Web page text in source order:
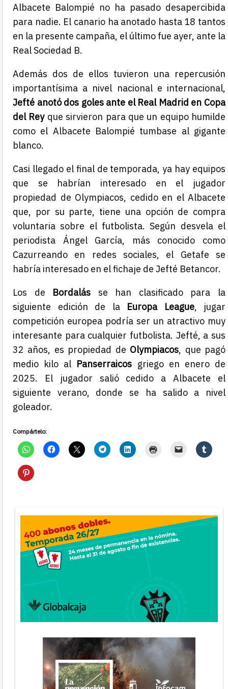
Albacete Balompié no ha pasado desapercibida
para nadie. El canario ha anotado hasta 18 tantos
en la presente campaña, el último fue ayer, ante la
Real Sociedad B.
Además dos de ellos tuvieron una repercusión
importantísima a nivel nacional e internacional,
Jefté anotó dos goles ante el Real Madrid en Copa
del Reyque sirvieron para que un equipo humilde
como el Albacete Balompié tumbase al gigante
blanco.
Casi llegado el final de temporada, ya hay equipos
que se habrían interesado en el jugador
propiedad de Olympiacos, cedido en el Albacete
que, por su parte, tiene una opción de compra
voluntaria sobre el futbolista. Según desvela el
periodista Ángel García, más conocido como
Cazurreando en redes sociales, el Getafe se
habría interesado en el fichaje de Jefté Betancor.
Los de Bordalás se han clasificado para la
siguiente edición de la Europa League, jugar
competición europea podría ser un atractivo muy
interesante para cualquier futbolista. Jefté, a sus
32 años, es propiedad de Olympiacos, que pagó
medio kilo al Panserraicos griego en enero de
2025. El jugador salió cedido a Albacete el
siguiente verano, donde se ha salido a nivel
goleador.
Compártelo: